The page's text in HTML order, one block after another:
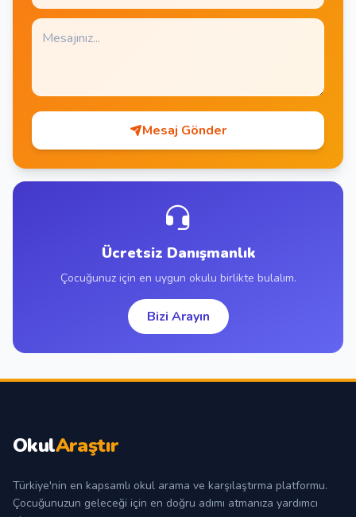
Mesaj Gönder
Ücretsiz Danışmanlık
Çocuğunuz için en uygun okulu birlikte bulalım.
Bizi Arayın
OkulAraştır
Türkiye'nin en kapsamlı okul arama ve karşılaştırma platformu.
Çocuğunuzun geleceği için en doğru adımı atmanıza yardımcı